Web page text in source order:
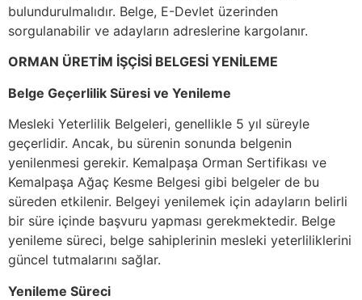
bulundurulmalıdır. Belge, E-Devlet üzerinden
sorgulanabilir ve adayların adreslerine kargolanır.
ORMAN ÜRETİM İŞÇİSİ BELGESİ YENİLEME
Belge Geçerlilik Süresi ve Yenileme
Mesleki Yeterlilik Belgeleri, genellikle 5 yıl süreyle
geçerlidir. Ancak, bu sürenin sonunda belgenin
yenilenmesi gerekir. Kemalpaşa Orman Sertifikası ve
Kemalpaşa Ağaç Kesme Belgesi gibi belgeler de bu
süreden etkilenir. Belgeyi yenilemek için adayların belirli
bir süre içinde başvuru yapması gerekmektedir. Belge
yenileme süreci, belge sahiplerinin mesleki yeterliliklerini
güncel tutmalarını sağlar.
Yenileme Süreci